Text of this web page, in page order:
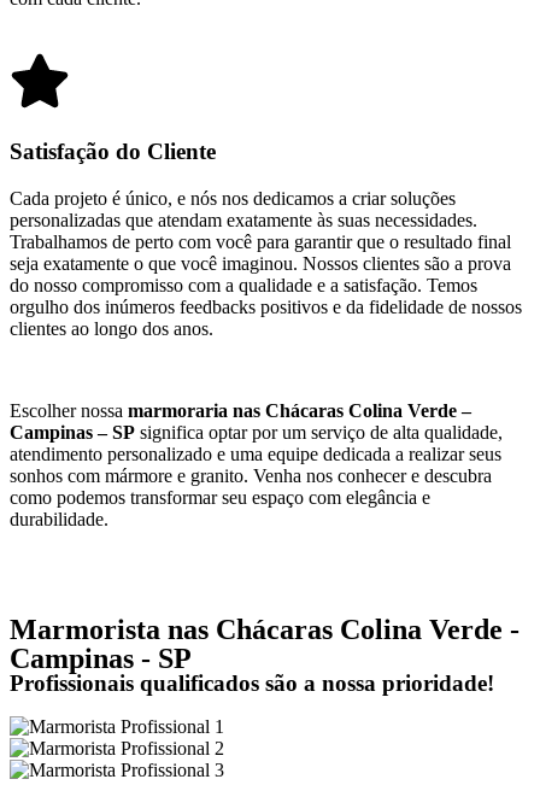
Satisfação do Cliente
Cada projeto é único, e nós nos dedicamos a criar soluções
personalizadas que atendam exatamente às suas necessidades.
Trabalhamos de perto com você para garantir que o resultado final
seja exatamente o que você imaginou. Nossos clientes são a prova
do nosso compromisso com a qualidade e a satisfação. Temos
orgulho dos inúmeros feedbacks positivos e da fidelidade de nossos
clientes ao longo dos anos.
Escolher nossa marmoraria nas Chácaras Colina Verde –
Campinas – SP significa optar por um serviço de alta qualidade,
atendimento personalizado e uma equipe dedicada a realizar seus
sonhos com mármore e granito. Venha nos conhecer e descubra
como podemos transformar seu espaço com elegância e
durabilidade.
Marmorista nas Chácaras Colina Verde -
Campinas - SP
Profissionais qualificados são a nossa prioridade!